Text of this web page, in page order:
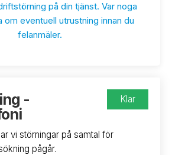
på din tjänst. Var noga
om eventuell utrustning innan du
felanmäler.
Klar
-
vi störningar på samtal för
pågår.